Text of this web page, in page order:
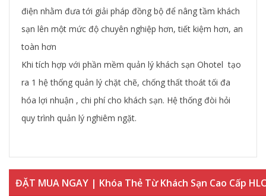
điện nhằm đưa tới giải pháp đồng bộ để nâng tầm khách
sạn lên một mức độ chuyên nghiệp hơn, tiết kiệm hơn, an
toàn hơn
Khi tích hợp với phần mềm quản lý khách sạn Ohotel tạo
ra 1 hệ thống quản lý chặt chẽ, chống thất thoát tối đa
hóa lợi nhuận , chi phí cho khách sạn. Hệ thống đòi hỏi
quy trình quản lý nghiêm ngặt.
ĐẶT MUA NGAY | Khóa Thẻ Từ Khách Sạn Cao Cấp